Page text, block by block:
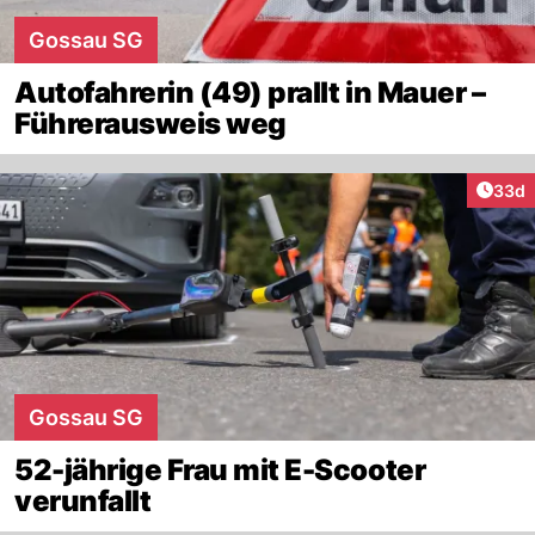
Gossau SG
Autofahrerin (49) prallt in Mauer –
Führerausweis weg
33d
Gossau SG
52-jährige Frau mit E-Scooter
verunfallt